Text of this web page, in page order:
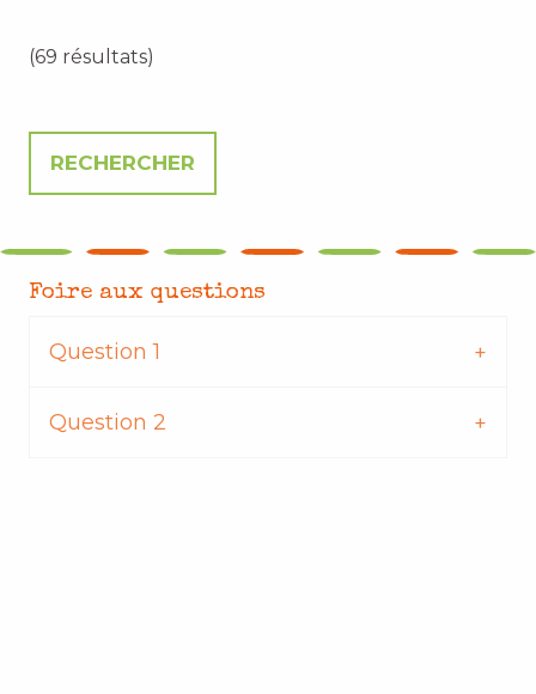
(69 résultats)
Foire aux questions
Question 1
Question 2